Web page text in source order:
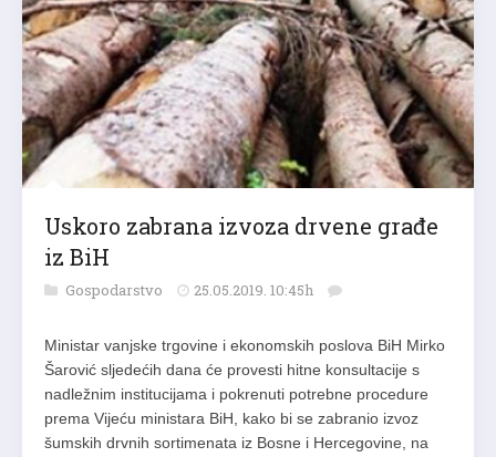
Uskoro zabrana izvoza drvene građe
iz BiH
Gospodarstvo 25.05.2019. 10:45h
Ministar vanjske trgovine i ekonomskih poslova BiH Mirko
Šarović sljedećih dana će provesti hitne konsultacije s
nadležnim institucijama i pokrenuti potrebne procedure
prema Vijeću ministara BiH, kako bi se zabranio izvoz
šumskih drvnih sortimenata iz Bosne i Hercegovine, na